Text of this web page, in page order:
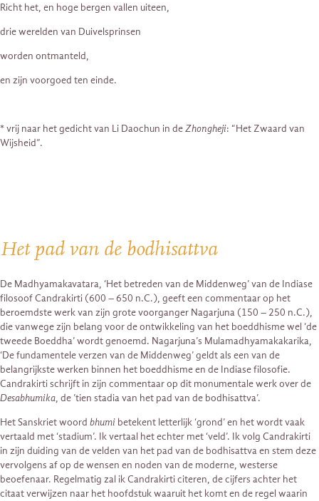
Richt het, en hoge bergen vallen uiteen,
drie werelden van Duivelsprinsen
worden ontmanteld,
en zijn voorgoed ten einde.
* vrij naar het gedicht van Li Daochun in deZhongheji: “Het Zwaard van
Wijsheid”.
Het pad van de bodhisattva
De Madhyamakavatara, ‘Het betreden van de Middenweg’ van de Indiase
filosoof Candrakirti (600 – 650 n.C.), geeft een commentaar op het
beroemdste werk van zijn grote voorganger Nagarjuna (150 – 250 n.C.),
die vanwege zijn belang voor de ontwikkeling van het boeddhisme wel ‘de
tweede Boeddha’ wordt genoemd. Nagarjuna’s Mulamadhyamakakarika,
‘De fundamentele verzen van de Middenweg’ geldt als een van de
belangrijkste werken binnen het boeddhisme en de Indiase filosofie.
Candrakirti schrijft in zijn commentaar op dit monumentale werk over de
Desabhumika, de ’tien stadia van het pad van de bodhisattva’.
Het Sanskriet woord bhumi betekent letterlijk ‘grond’ en het wordt vaak
vertaald met ‘stadium’. Ik vertaal het echter met ‘veld’. Ik volg Candrakirti
in zijn duiding van de velden van het pad van de bodhisattva en stem deze
vervolgens af op de wensen en noden van de moderne, westerse
beoefenaar. Regelmatig zal ik Candrakirti citeren, de cijfers achter het
citaat verwijzen naar het hoofdstuk waaruit het komt en de regel waarin